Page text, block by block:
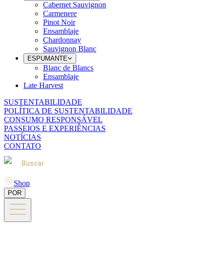
Cabernet Sauvignon
Carmenere
Pinot Noir
Ensamblaje
Chardonnay
Sauvignon Blanc
ESPUMANTE
Blanc de Blancs
Ensamblaje
Late Harvest
SUSTENTABILIDADE
POLÍTICA DE SUSTENTABILIDADE
CONSUMO RESPONSÁVEL
PASSEIOS E EXPERIÊNCIAS
NOTÍCIAS
CONTATO
Buscar
Shop
POR